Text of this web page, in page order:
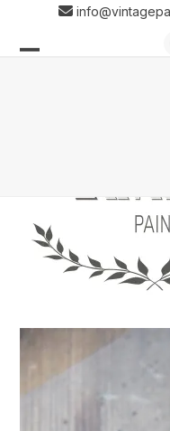
content